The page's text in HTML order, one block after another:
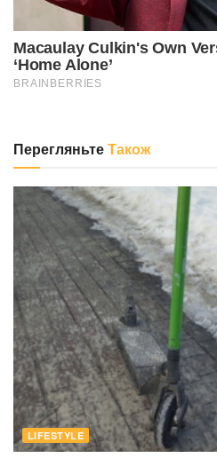
ПерегляньтеТакож
LIFESTYLE